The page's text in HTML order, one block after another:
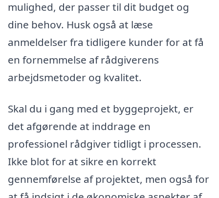
mulighed, der passer til dit budget og
dine behov. Husk også at læse
anmeldelser fra tidligere kunder for at få
en fornemmelse af rådgiverens
arbejdsmetoder og kvalitet.
Skal du i gang med et byggeprojekt, er
det afgørende at inddrage en
professionel rådgiver tidligt i processen.
Ikke blot for at sikre en korrekt
gennemførelse af projektet, men også for